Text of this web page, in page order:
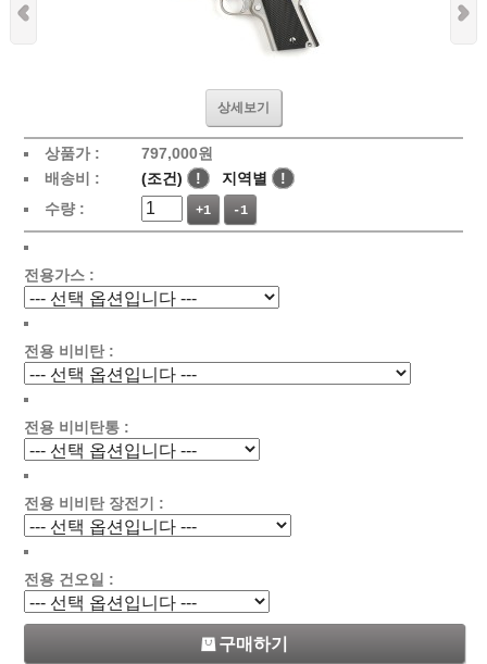
상세보기
상품가 :
797,000원
배송비 :
(조건) ! 지역별
!
수량 :
+1 -1
전용가스 :
전용 비비탄 :
전용 비비탄통 :
전용 비비탄 장전기 :
전용 건오일 :
구매하기